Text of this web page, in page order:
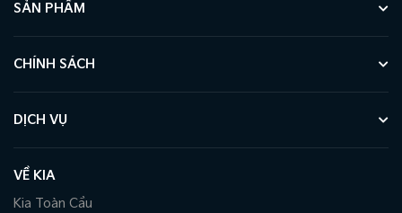
SẢN PHẨM
CHÍNH SÁCH
DỊCH VỤ
VỀ KIA
Kia Toàn Cầu